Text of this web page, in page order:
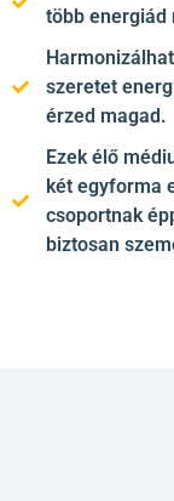
több energiád
szeretet
érzed magad.
Ezek élő
két egyforma
csoportnak
biztosan